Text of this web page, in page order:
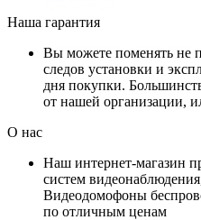
Наша гарантия
Вы можете поменять не
следов установки и
дня покупки.
от нашей организации,
О нас
Наш интернет-магазин
систем
Видеодомофоны
по отличным ценам